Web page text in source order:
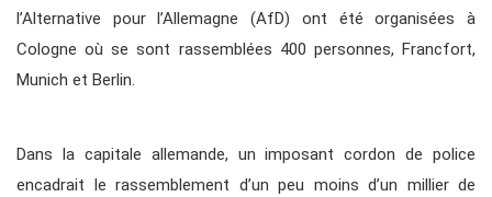
l’Alternative pour l’Allemagne (AfD) ont été organisées à
Cologne où se sont rassemblées 400 personnes, Francfort,
Munich et Berlin.
Dans la capitale allemande, un imposant cordon de police
encadrait le rassemblement d’un peu moins d’un millier de